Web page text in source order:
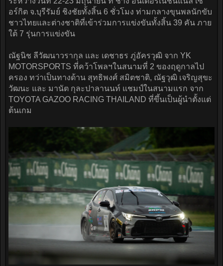
อร์กิต จ.บุรีรัมย์ ชิงชัยทั้งสิ้น 6 ชั่วโมง ท่ามกลางขุนพลนักขับ
ชาวไทยและต่างชาติที่เข้าร่วมการแข่งขันทั้งสิ้น 39 คัน ภาย
ใต้ 7 รุ่นการแข่งขัน
ณัฐนิช ลีวัฒนาวรากุล และ เดชาธร ภู่อัครวุฒิ จาก YK
MOTORSPORTS ที่คว้าโพลฯในสนามที่ 2 ของฤดูกาลไป
ครอง ทว่าเป็นทางด้าน สุทธิพงศ์ สมิตชาติ, ณัฐวุฒิ เจริญสุขะ
วัฒนะ และ มานัต กุละปาลานนท์ แชมป์ในสนามแรก จาก
TOYOTA GAZOO RACING THAILAND ที่ขึ้นเป็นผู้นำตั้งแต่
ต้นเกม